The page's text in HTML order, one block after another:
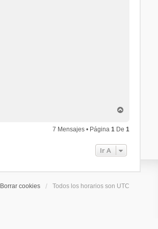
r
i
7 Mensajes • Página1 De1
Ir A
Borrar cookies Todos los horarios son UTC